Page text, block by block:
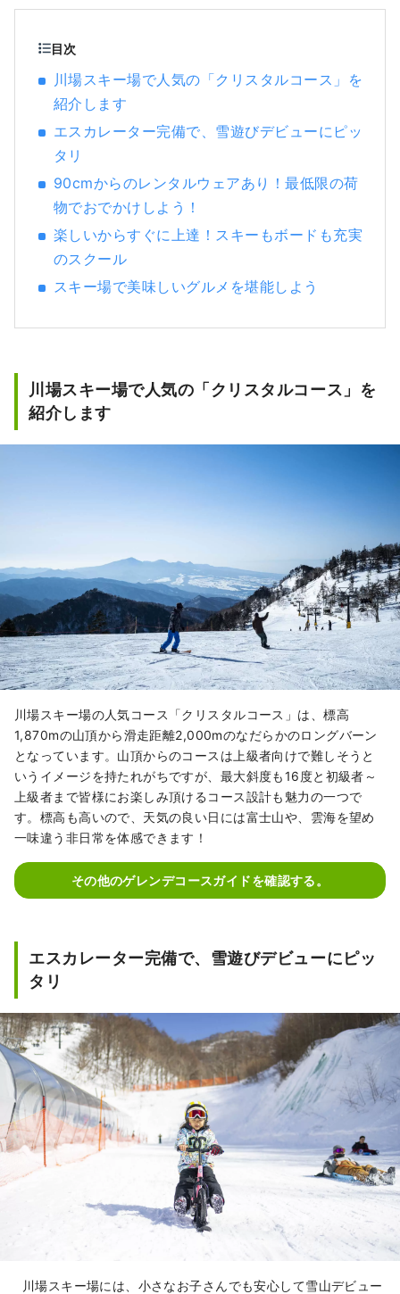
ある高崎市まで新幹線に乗れば約1時間で来る
ことができるため、日帰りの観光も楽しめま
すが、複数日の滞在でより群馬の魅力に浸る
目次
川場スキー場で人気の「クリスタルコース」を
紹介します
エスカレーター完備で、雪遊びデビューにピッ
タリ
90cmからのレンタルウェアあり！最低限の荷
物でおでかけしよう！
楽しいからすぐに上達！スキーもボードも充実
のスクール
スキー場で美味しいグルメを堪能しよう
川場スキー場で人気の「クリスタルコース」を
紹介します
川場スキー場の人気コース「クリスタルコース」は、標高
1,870mの山頂から滑走距離2,000mのなだらかのロングバーン
となっています。山頂からのコースは上級者向けで難しそうと
いうイメージを持たれがちですが、最大斜度も16度と初級者～
上級者まで皆様にお楽しみ頂けるコース設計も魅力の一つで
す。標高も高いので、天気の良い日には富士山や、雲海を望め
一味違う非日常を体感できます！
その他のゲレンデコースガイドを確認する。
エスカレーター完備で、雪遊びデビューにピッ
タリ
川場スキー場には、小さなお子さんでも安心して雪山デビュー